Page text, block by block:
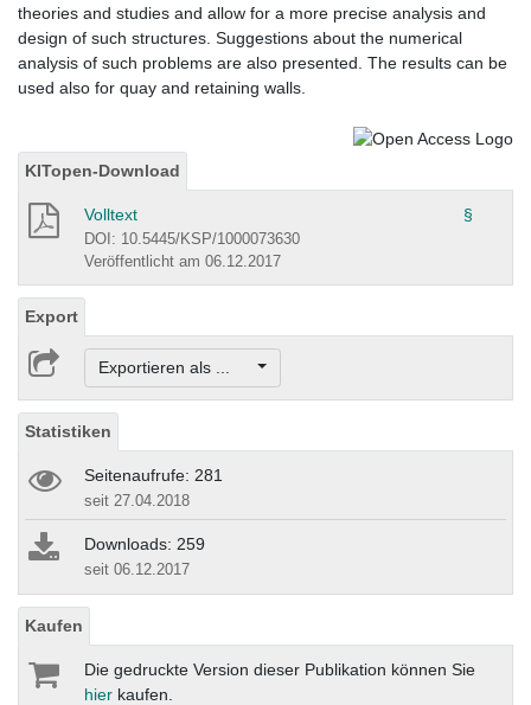
theories and studies and allow for a more precise analysis and
design of such structures. Suggestions about the numerical
analysis of such problems are also presented. The results can be
used also for quay and retaining walls.
KITopen-Download
Volltext §
DOI: 10.5445/KSP/1000073630
Veröffentlicht am 06.12.2017
Export
Exportieren als ...
Statistiken
Seitenaufrufe: 281
seit 27.04.2018
Downloads: 259
seit 06.12.2017
Kaufen
Die gedruckte Version dieser Publikation können Sie
hier kaufen.